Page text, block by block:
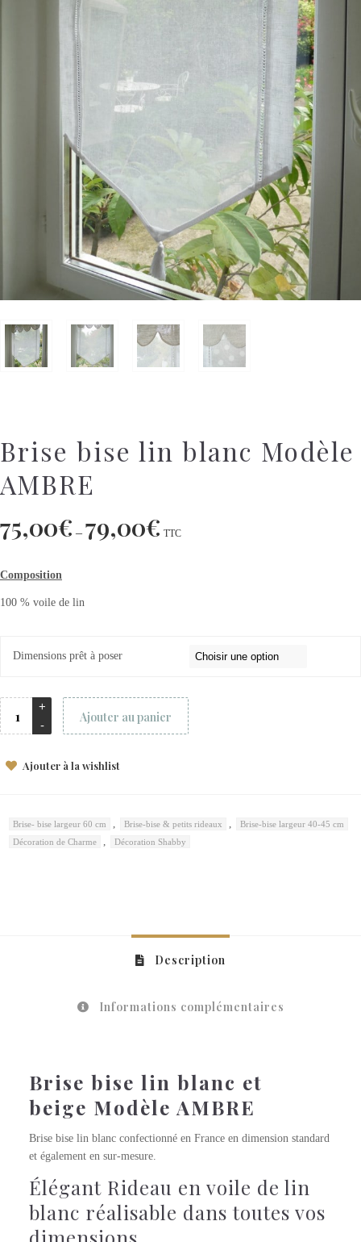
Brise bise lin blanc Modèle
AMBRE
75,00€ – 79,00€ TTC
Composition
100 % voile de lin
Dimensions prêt à poser
Ajouter au panier
Ajouter à la wishlist
Brise- bise largeur 60 cm , Brise-bise & petits rideaux ,
Brise-bise largeur 40-45 cm
Décoration de Charme
, Décoration Shabby
Description
Informations complémentaires
Brise bise lin blanc et
beige Modèle AMBRE
Brise bise lin blanc confectionné en France en dimension standard
et également en sur-mesure.
Élégant Rideau en voile de lin
blanc réalisable dans toutes vos